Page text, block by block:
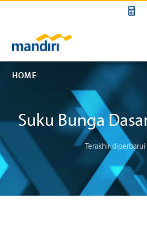
HOME
Suku Bunga
Terakhir